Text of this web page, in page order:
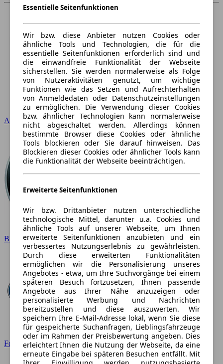
Audi
BMW
Ford
Essentielle Seitenfunktionen
Wir bzw. diese Anbieter nutzen Cookies oder
ähnliche Tools und Technologien, die für die
essentielle Seitenfunktionen erforderlich sind und
die einwandfreie Funktionalität der Webseite
sicherstellen. Sie werden normalerweise als Folge
von Nutzeraktivitäten genutzt, um wichtige
Funktionen wie das Setzen und Aufrechterhalten
von Anmeldedaten oder Datenschutzeinstellungen
zu ermöglichen. Die Verwendung dieser Cookies
bzw. ähnlicher Technologien kann normalerweise
nicht abgeschaltet werden. Allerdings können
bestimmte Browser diese Cookies oder ähnliche
Tools blockieren oder Sie darauf hinweisen. Das
Blockieren dieser Cookies oder ähnlicher Tools kann
die Funktionalität der Webseite beeinträchtigen.
Erweiterte Seitenfunktionen
Wir bzw. Drittanbieter nutzen unterschiedliche
technologische Mittel, darunter u.a. Cookies und
ähnliche Tools auf unserer Webseite, um Ihnen
erweiterte Seitenfunktionen anzubieten und ein
verbessertes Nutzungserlebnis zu gewährleisten.
Durch diese erweiterten Funktionalitäten
ermöglichen wir die Personalisierung unseres
Angebotes - etwa, um Ihre Suchvorgänge bei einem
späteren Besuch fortzusetzen, Ihnen passende
Angebote aus Ihrer Nähe anzuzeigen oder
personalisierte Werbung und Nachrichten
bereitzustellen und diese auszuwerten. Wir
speichern Ihre E-Mail-Adresse lokal, wenn Sie diese
für gespeicherte Suchanfragen, Lieblingsfahrzeuge
oder im Rahmen der Preisbewertung angeben. Dies
erleichtert Ihnen die Nutzung der Webseite, da eine
erneute Eingabe bei späteren Besuchen entfällt. Mit